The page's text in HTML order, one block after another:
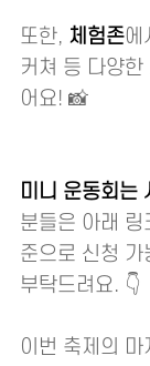
또한, 체험존에
커쳐 등 다양
어요! 📸
미니 운동회는
분들은 아래 링
준으로 신청
부탁드려요. 👇
이번 축제의